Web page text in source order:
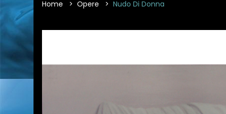
Home Opere Nudo Di Donna